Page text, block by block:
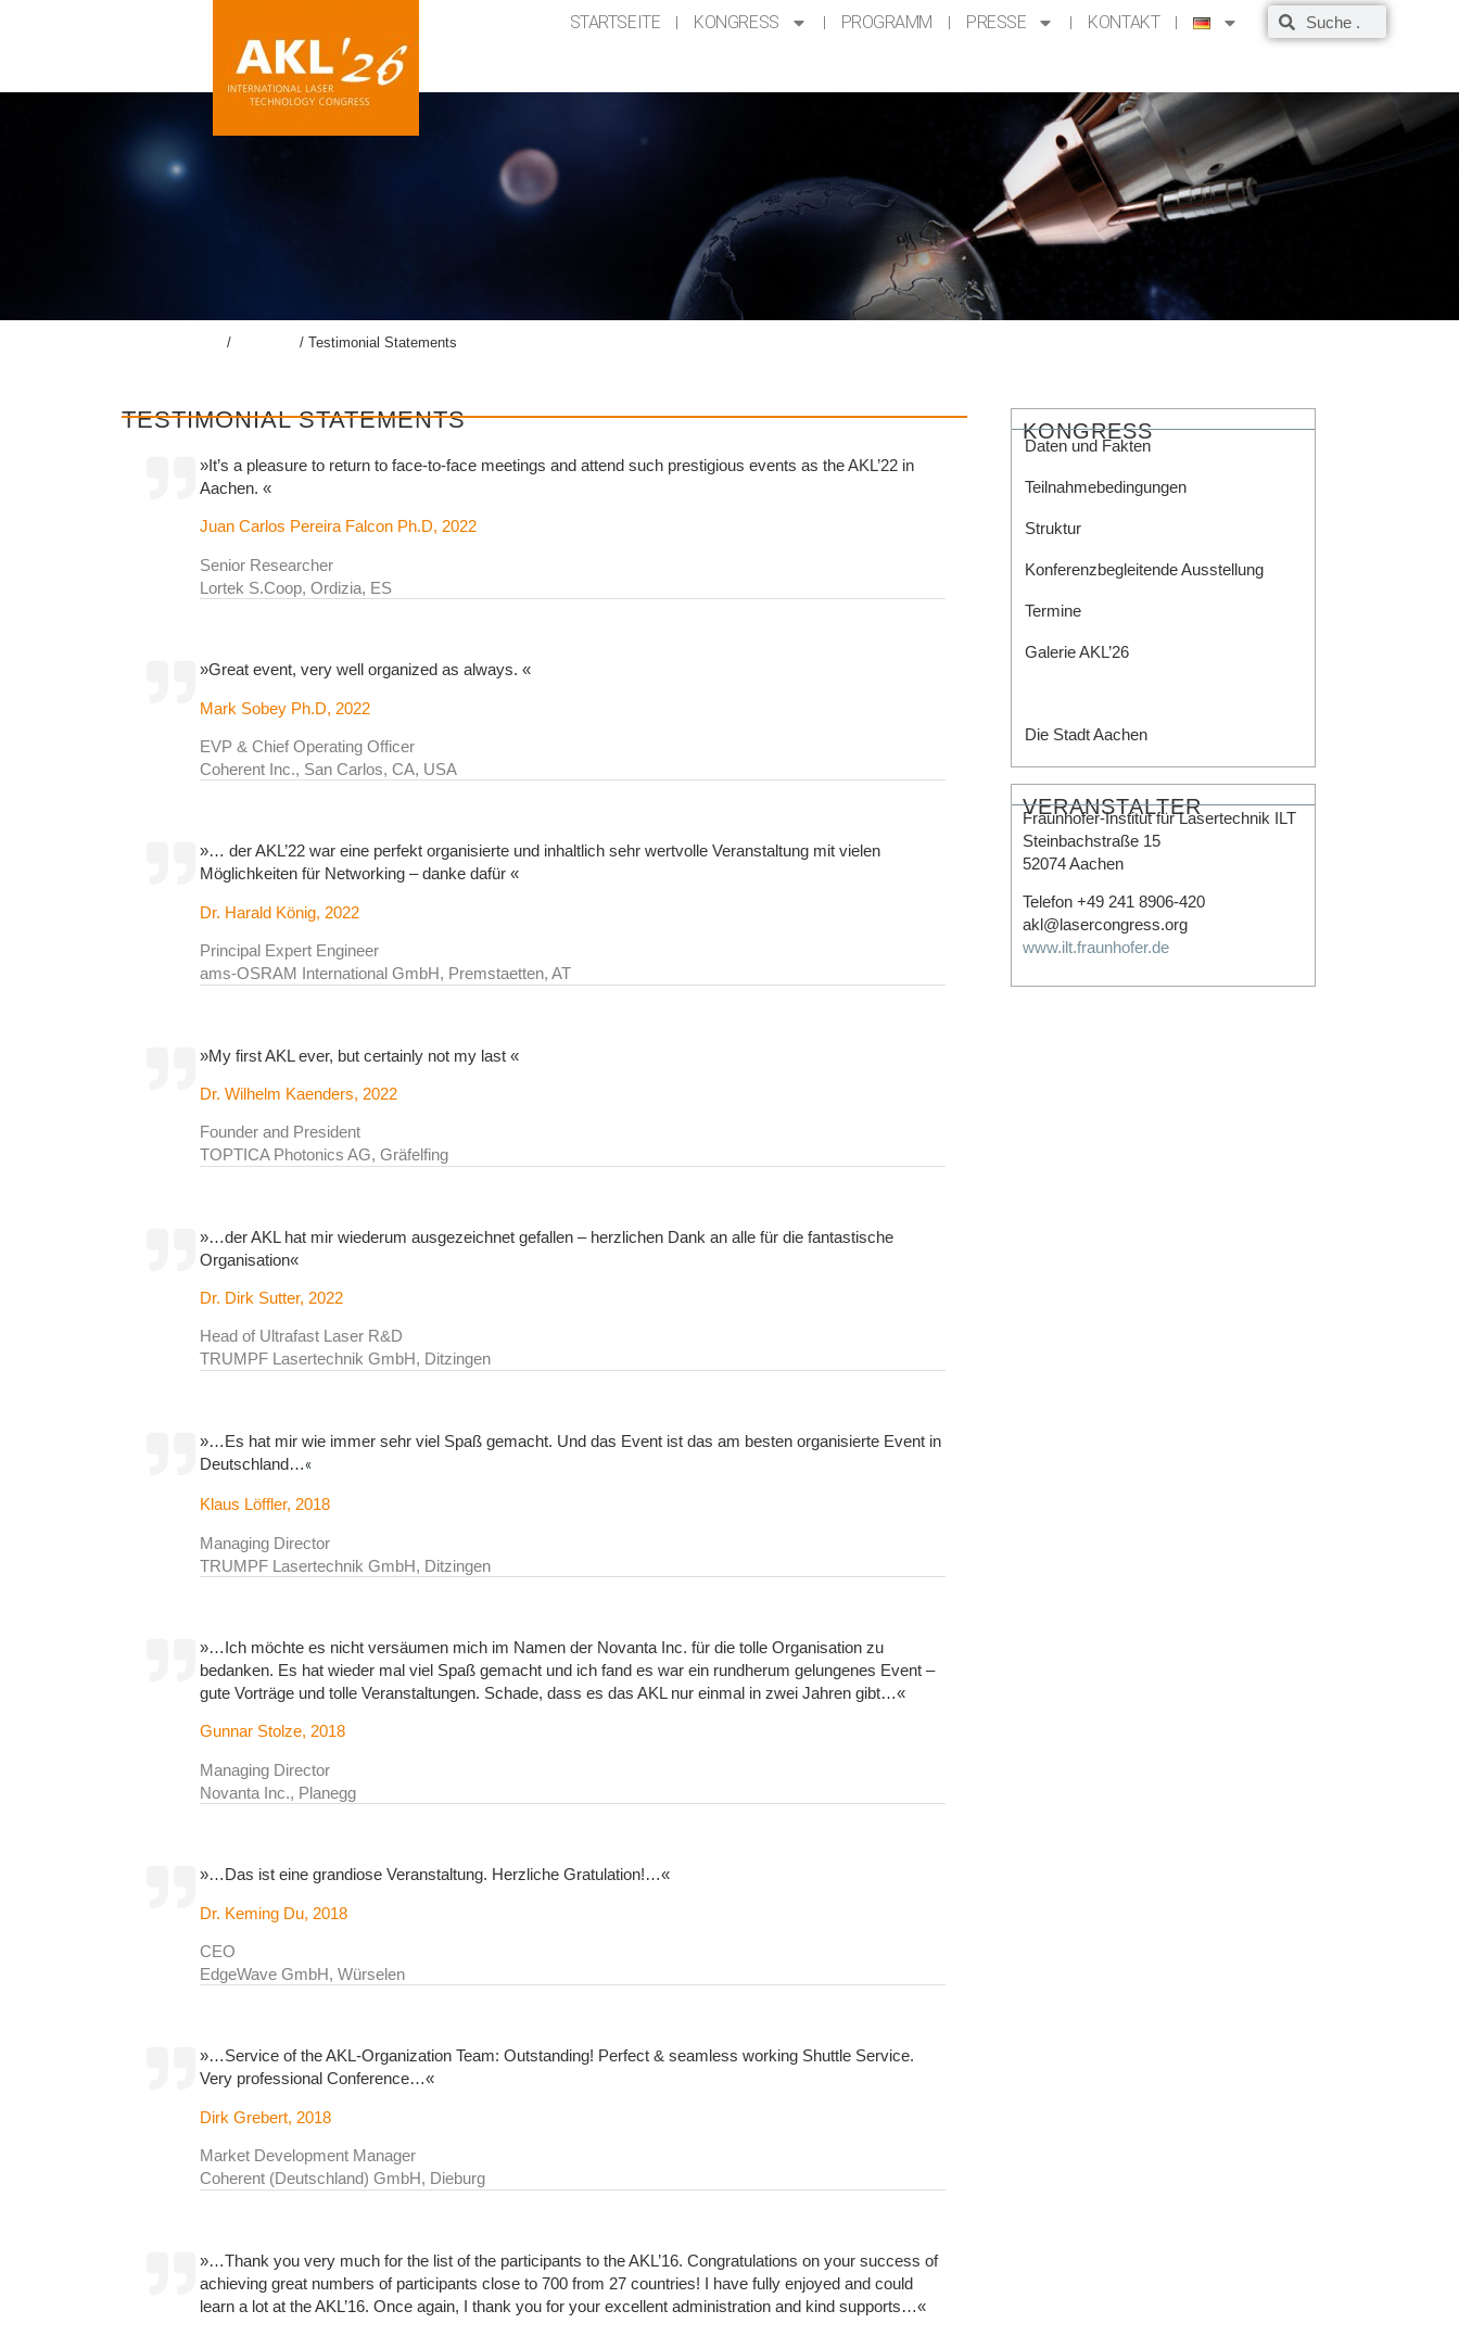
STARTSEITE KONGRESS PROGRAMM PRESSE KONTAKT
/ / Testimonial Statements
TESTIMONIAL STATEMENTS
»It’s a pleasure to return to face-to-face meetings and attend such prestigious events as the AKL’22 in
Aachen. «
Juan Carlos Pereira Falcon Ph.D, 2022
Senior Researcher
Lortek S.Coop, Ordizia, ES
»Great event, very well organized as always. «
Mark Sobey Ph.D, 2022
EVP & Chief Operating Officer
Coherent Inc., San Carlos, CA, USA
»… der AKL’22 war eine perfekt organisierte und inhaltlich sehr wertvolle Veranstaltung mit vielen
Möglichkeiten für Networking – danke dafür «
Dr. Harald König, 2022
Principal Expert Engineer
ams-OSRAM International GmbH, Premstaetten, AT
»My first AKL ever, but certainly not my last «
Dr. Wilhelm Kaenders, 2022
Founder and President
TOPTICA Photonics AG, Gräfelfing
»…der AKL hat mir wiederum ausgezeichnet gefallen – herzlichen Dank an alle für die fantastische
Organisation«
Dr. Dirk Sutter, 2022
Head of Ultrafast Laser R&D
TRUMPF Lasertechnik GmbH, Ditzingen
»…Es hat mir wie immer sehr viel Spaß gemacht. Und das Event ist das am besten organisierte Event in
Deutschland…«
Klaus Löffler, 2018
Managing Director
TRUMPF Lasertechnik GmbH, Ditzingen
»…Ich möchte es nicht versäumen mich im Namen der Novanta Inc. für die tolle Organisation zu
bedanken. Es hat wieder mal viel Spaß gemacht und ich fand es war ein rundherum gelungenes Event –
gute Vorträge und tolle Veranstaltungen. Schade, dass es das AKL nur einmal in zwei Jahren gibt…«
Gunnar Stolze, 2018
Managing Director
Novanta Inc., Planegg
»…Das ist eine grandiose Veranstaltung. Herzliche Gratulation!…«
Dr. Keming Du, 2018
CEO
EdgeWave GmbH, Würselen
»…Service of the AKL-Organization Team: Outstanding! Perfect & seamless working Shuttle Service.
Very professional Conference…«
Dirk Grebert, 2018
Market Development Manager
Coherent (Deutschland) GmbH, Dieburg
»…Thank you very much for the list of the participants to the AKL’16. Congratulations on your success of
achieving great numbers of participants close to 700 from 27 countries! I have fully enjoyed and could
learn a lot at the AKL’16. Once again, I thank you for your excellent administration and kind supports…«
KONGRESS
Daten und Fakten
Teilnahmebedingungen
Struktur
Konferenzbegleitende Ausstellung
Termine
Galerie AKL’26
Die Stadt Aachen
VERANSTALTER
Fraunhofer-Institut für Lasertechnik ILT
Steinbachstraße 15
52074 Aachen
Telefon +49 241 8906-420
akl@lasercongress.org
www.ilt.fraunhofer.de